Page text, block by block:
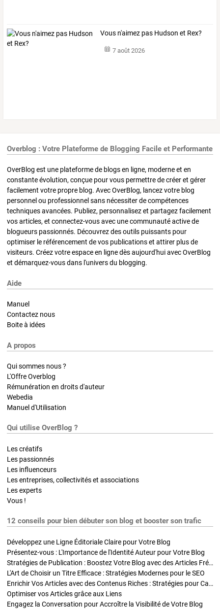
Vous n'aimez pas Hudson et Rex?
7 août 2026
Overblog : Votre Plateforme de Blogging Facile et Performante
OverBlog est une plateforme de blogs en ligne, moderne et en
constante évolution, conçue pour vous permettre de créer et gérer
facilement votre propre blog. Avec OverBlog, lancez votre blog
personnel ou professionnel sans nécessiter de compétences
techniques avancées. Publiez, personnalisez et partagez facilement
vos articles, et connectez-vous avec une communauté active de
blogueurs passionnés. Découvrez des outils puissants pour
optimiser le référencement de vos publications et attirer plus de
visiteurs. Créez votre espace en ligne dès aujourd'hui avec OverBlog
et démarquez-vous dans l'univers du blogging.
Aide
Manuel
Contactez nous
Boite à idées
A propos
Qui sommes nous ?
L'Offre Overblog
Rémunération en droits d'auteur
Webedia
Manuel d'Utilisation
Qui utilise OverBlog ?
Les créatifs
Les passionnés
Les influenceurs
Les entreprises, collectivités et associations
Les experts
Vous !
12 conseils pour bien débuter son blog et booster son trafic
Développez une Ligne Éditoriale Claire pour Votre Blog
Présentez-vous : L'Importance de l'Identité Auteur pour Votre Blog
Stratégies de Publication : Boostez Votre Blog avec des Articles Fréquents et Exclusifs
L'Art de Choisir un Titre Efficace : Stratégies Modernes pour le SEO
Enrichir Vos Articles avec des Contenus Riches : Stratégies pour Captiver et Optimiser
Optimiser vos Articles grâce aux Liens
Engagez la Conversation pour Accroître la Visibilité de Votre Blog